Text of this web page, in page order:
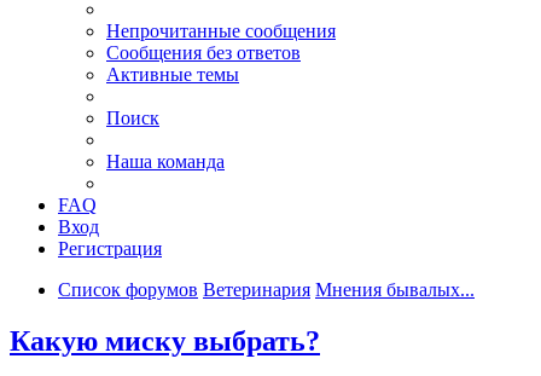
Непрочитанные сообщения
Сообщения без ответов
Активные темы
Поиск
Наша команда
FAQ
Вход
Регистрация
Список форумов Ветеринария Мнения бывалых...
Какую миску выбрать?